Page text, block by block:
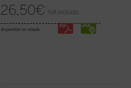
26,50€ IVA incluido
disponible en ebook: